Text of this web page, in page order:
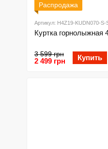
Распродажа
Артикул: H4Z19-KUDN070-S-
Куртка горнолыжная
3 599 грн
2 499 грн Купить